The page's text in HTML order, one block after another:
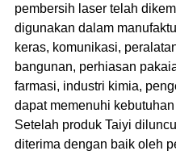
pembersih laser telah
digunakan dalam
keras, komunikasi,
bangunan, perhiasan
farmasi, industri kimia,
dapat memenuhi
Setelah produk Taiyi
diterima dengan baik oleh